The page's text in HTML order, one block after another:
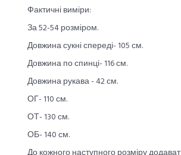
Фактичні виміри:
За 52-54 розміром.
Довжина сукні спереді- 105 см.
Довжина по спинці- 116 см.
Довжина рукава - 42 см.
ОГ- 110 см.
ОТ- 130 см.
ОБ- 140 см.